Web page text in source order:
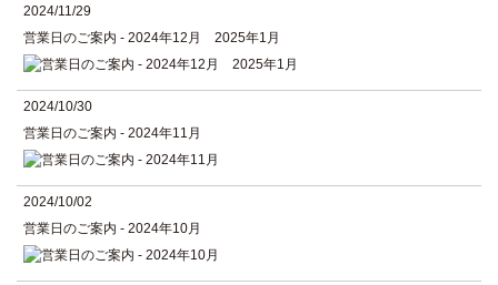
2024/11/29
営業日のご案内 - 2024年12月 2025年1月
2024/10/30
営業日のご案内 - 2024年11月
2024/10/02
営業日のご案内 - 2024年10月